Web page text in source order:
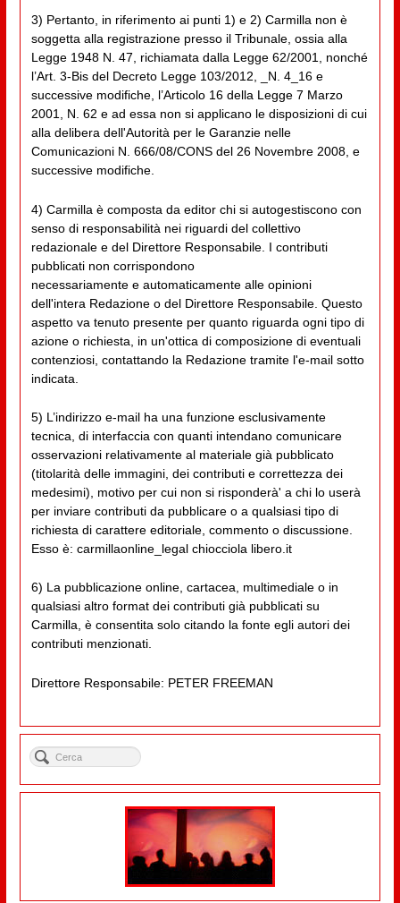
3) Pertanto, in riferimento ai punti 1) e 2) Carmilla non è
soggetta alla registrazione presso il Tribunale, ossia alla
Legge 1948 N. 47, richiamata dalla Legge 62/2001, nonché
l’Art. 3-Bis del Decreto Legge 103/2012, _N. 4_16 e
successive modifiche, l’Articolo 16 della Legge 7 Marzo
2001, N. 62 e ad essa non si applicano le disposizioni di cui
alla delibera dell'Autorità per le Garanzie nelle
Comunicazioni N. 666/08/CONS del 26 Novembre 2008, e
successive modifiche.
4) Carmilla è composta da editor chi si autogestiscono con
senso di responsabilità nei riguardi del collettivo
redazionale e del Direttore Responsabile. I contributi
pubblicati non corrispondono
necessariamente e automaticamente alle opinioni
dell'intera Redazione o del Direttore Responsabile. Questo
aspetto va tenuto presente per quanto riguarda ogni tipo di
azione o richiesta, in un'ottica di composizione di eventuali
contenziosi, contattando la Redazione tramite l'e-mail sotto
indicata.
5) L’indirizzo e-mail ha una funzione esclusivamente
tecnica, di interfaccia con quanti intendano comunicare
osservazioni relativamente al materiale già pubblicato
(titolarità delle immagini, dei contributi e correttezza dei
medesimi), motivo per cui non si risponderà' a chi lo userà
per inviare contributi da pubblicare o a qualsiasi tipo di
richiesta di carattere editoriale, commento o discussione.
Esso è: carmillaonline_legal chiocciola libero.it
6) La pubblicazione online, cartacea, multimediale o in
qualsiasi altro format dei contributi già pubblicati su
Carmilla, è consentita solo citando la fonte egli autori dei
contributi menzionati.
Direttore Responsabile: PETER FREEMAN